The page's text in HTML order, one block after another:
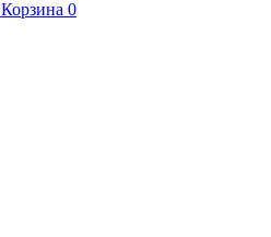
Корзина 0